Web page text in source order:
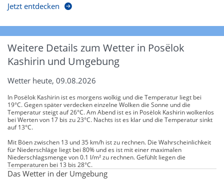
Jetzt entdecken
Weitere Details zum Wetter in Posëlok
Kashirin und Umgebung
Wetter heute, 09.08.2026
In Posëlok Kashirin ist es morgens wolkig und die Temperatur liegt bei
19°C. Gegen später verdecken einzelne Wolken die Sonne und die
Temperatur steigt auf 26°C. Am Abend ist es in Posëlok Kashirin wolkenlos
bei Werten von 17 bis zu 23°C. Nachts ist es klar und die Temperatur sinkt
auf 13°C.
Mit Böen zwischen 13 und 35 km/h ist zu rechnen. Die Wahrscheinlichkeit
für Niederschläge liegt bei 80% und es ist mit einer maximalen
Niederschlagsmenge von 0.1 l/m² zu rechnen. Gefühlt liegen die
Temperaturen bei 13 bis 28°C.
Das Wetter in der Umgebung